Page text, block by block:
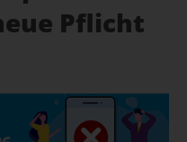
Pflicht